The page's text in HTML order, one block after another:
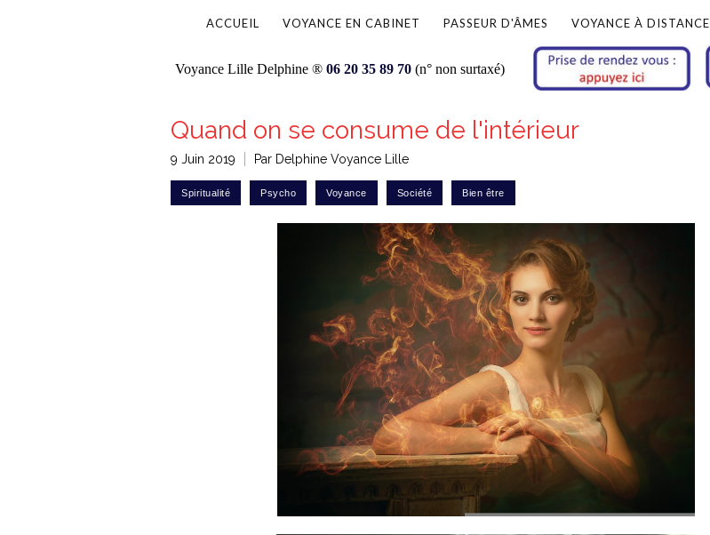
Voyance Lille Delphine ® 06 20 35 89 70 (n° non surtaxé)
ACCUEIL VOYANCE EN CABINET PASSEUR D'ÂMES VOYANCE À DISTANCE
Quand on se consume de l'intérieur
9 Juin 2019 Par Delphine Voyance Lille